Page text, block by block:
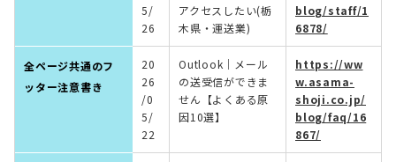
5/
26
アクセスしたい(栃
木県・運送業)
blog/staff/1
6878/
全ページ共通のフ
ッター注意書き
20
26
/0
5/
22
Outlook｜メール
の送受信ができま
せん【よくある原
因10選】
https://ww
w.asama-
shoji.co.jp/
blog/faq/16
867/